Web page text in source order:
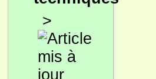
>